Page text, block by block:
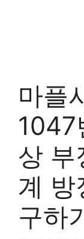
마플
1047
상 부
계 방
구하